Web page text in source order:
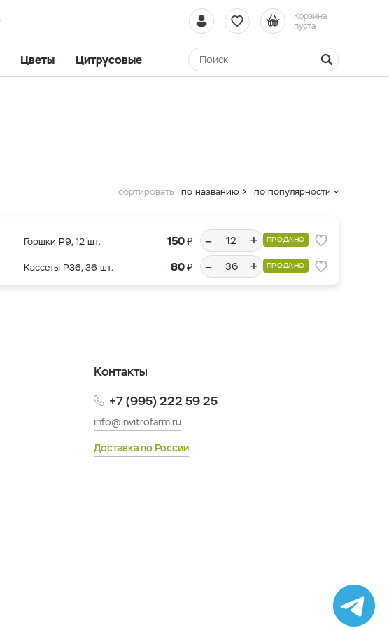
Корзина
пуста
Цветы Цитрусовые
сортировать по названию по популярности
Горшки Р9, 12 шт. 150₽ – + ПРОДАНО
Кассеты Р36, 36 шт. 80₽ – + ПРОДАНО
Контакты
+7 (995) 222 59 25
info@invitrofarm.ru
Доставка по России